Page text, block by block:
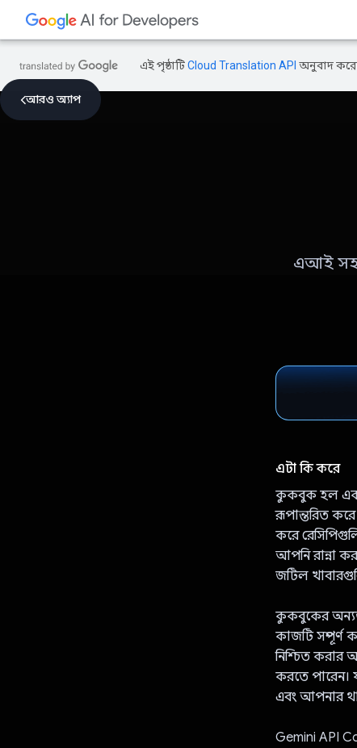
এই পৃষ্ঠাটিCloud Translation API অনুবাদ
আরও অ্যাপ
এআই
এটা কি করে
কুকবুক হল
রূপান্তরিত
করে
আপনি রান্না
জটিল
কুকবুকের অন্যতম
কাজটি সম্পূর্ণ
নিশ্চিত করার
করতে পারেন।
এবং আপনার
Gemini API